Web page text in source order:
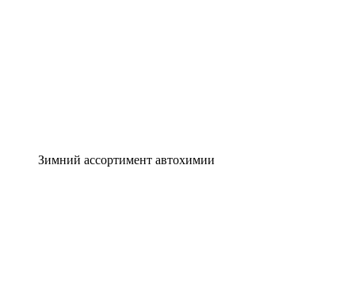
Зимний ассортимент автохимии